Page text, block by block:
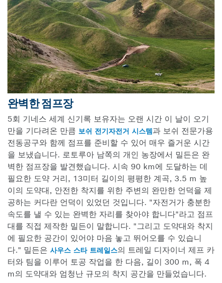
완벽한 점프장
5회 기네스 세계 신기록 보유자는 오랜 시간 이 날이 오기
만을 기다려온 만큼 보쉬 전기자전거 시스템 과 보쉬 전문가용
전동공구와 함께 점프를 준비할 수 있어 매우 즐거운 시간
을 보냈습니다. 로토루아 남쪽의 개인 농장에서 밀든은 완
벽한 점프장을 발견했습니다. 시속 90 km에 도달하는 데
필요한 도약 거리, 13미터 길이의 평평한 계곡, 3.5 m 높
이의 도약대, 안전한 착지를 위한 주변의 완만한 언덕을 제
공하는 커다란 언덕이 있었던 것입니다. "자전거가 충분한
속도를 낼 수 있는 완벽한 자리를 찾아야 합니다"라고 점프
대를 직접 제작한 밀든이 말합니다. "그리고 도약대와 착지
에 필요한 공간이 있어야 마음 놓고 뛰어오를 수 있습니
다." 밀든은 사우스 스타 트레일스의 트레일 디자이너 제프 카
터와 팀을 이루어 토공 작업을 한 다음, 길이 300 m, 폭 4
m의 도약대와 엄청난 규모의 착지 공간을 만들었습니다.